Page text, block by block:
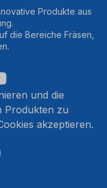
Produkte aus
die Bereiche Fräsen,
und die
Produkten zu
akzeptieren.